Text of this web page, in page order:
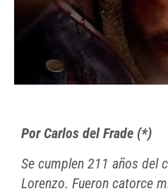
Por Carlos del Frade (*)
Se cumplen 211 años del
Lorenzo. Fueron catorce